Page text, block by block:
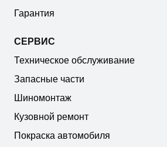
Гарантия
СЕРВИС
Техническое обслуживание
Запасные части
Шиномонтаж
Кузовной ремонт
Покраска автомобиля